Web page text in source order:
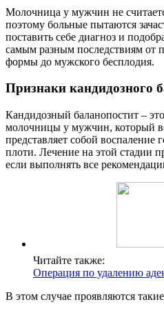
Молочница у мужчин не
поэтому больные пытаются
поставить себе диагноз и
самым разным последствиям от
формы до мужского бесплодия.
Признаки кандидозного
Кандидозный баланопостит –
молочницы у мужчин, который
представляет собой воспаление
плоти. Лечение на этой стадии
если выполнять все
Читайте также:
Операция по удалению
В этом случае проявляются